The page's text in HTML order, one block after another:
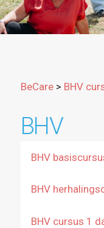
BeCare> BHV
BHV
BHV
BHV
BHV cursus 1